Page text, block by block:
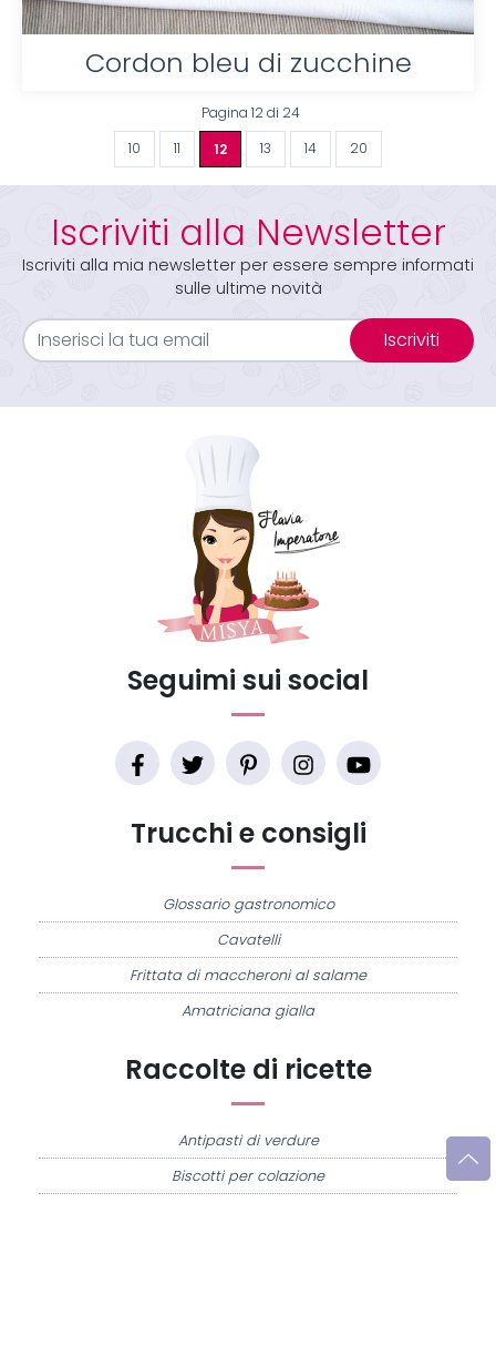
Cordon bleu di zucchine
Pagina 12 di 24
10 11 12 13 14 20
Iscriviti alla Newsletter
Iscriviti alla mia newsletter per essere sempre informati
sulle ultime novità
Iscriviti
Raccolte di ricette
Antipasti di verdure
Biscotti per colazione
Trucchi e consigli
Glossario gastronomico
Cavatelli
Frittata di maccheroni al salame
Amatriciana gialla
Seguimi sui social